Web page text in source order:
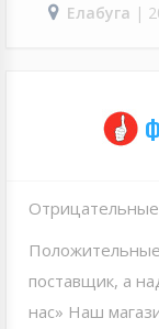
Елабуга |
поставщик, а
нас» Наш